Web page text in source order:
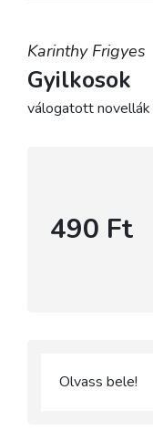
Karinthy Frigyes
Gyilkosok
válogatott novellák
490 Ft
Olvass bele!